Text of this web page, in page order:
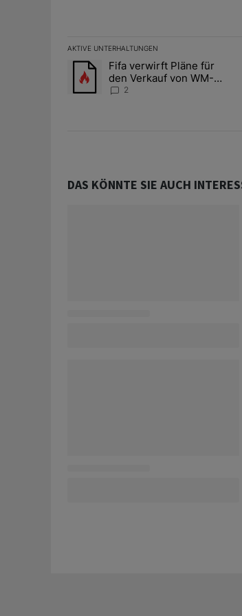
AKTIVE UNTERHALTUNGEN
Das Folgende ist eine Liste der am
Ein Trendartikel mit dem Titel "Fifa
Fifa verwirft Pläne für
den Verkauf von WM-
Anteilen
2
DAS KÖNNTE SIE AUCH